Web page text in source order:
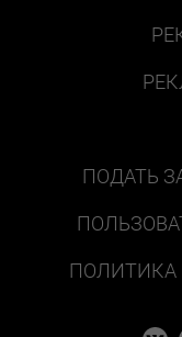
ПОДАТЬ